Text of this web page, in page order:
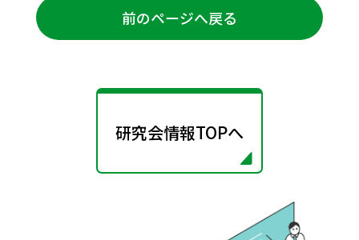
前のページへ戻る
研究会情報TOPへ